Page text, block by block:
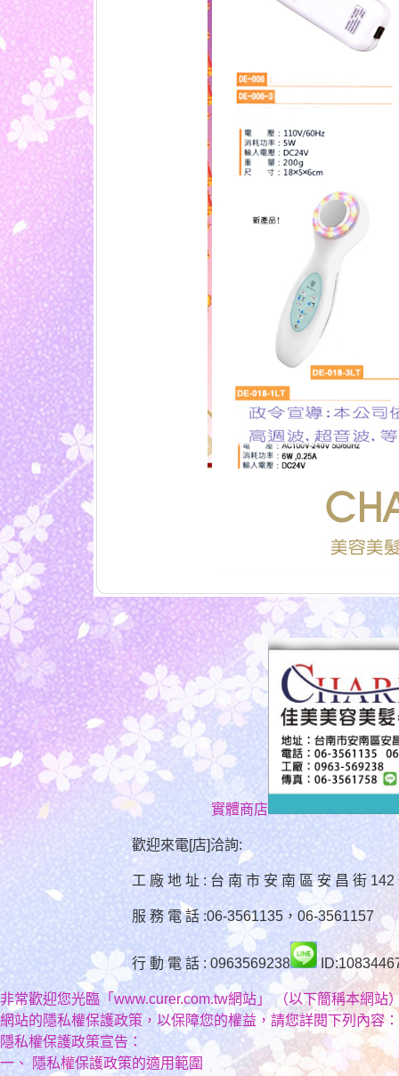
實體商店
歡迎來電[店]洽詢:
工 廠 地 址 : 台 南 市 安 南 區 安 昌 街 142
服 務 電 話 :06-3561135，06-3561157
行 動 電 話 : 0963569238
非常歡迎您光臨「www.curer.com.tw網站」 （以下簡稱本網
網站的隱私權保護政策，以保障您的權益，請您詳閱下列內容：
隱私權保護政策宣告：
一、 隱私權保護政策的適用範圍